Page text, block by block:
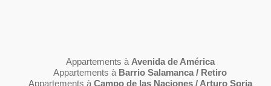
Appartements à Avenida de América
Appartements à Barrio Salamanca / Retiro
Appartements à Campo de las Naciones / Arturo Soria